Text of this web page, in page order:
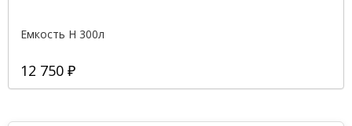
Емкость H 300л
12 750 ₽